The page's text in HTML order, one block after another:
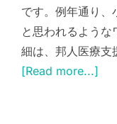
です。例年通り、
と思われるよう
細は、邦人医療
[Read more...]